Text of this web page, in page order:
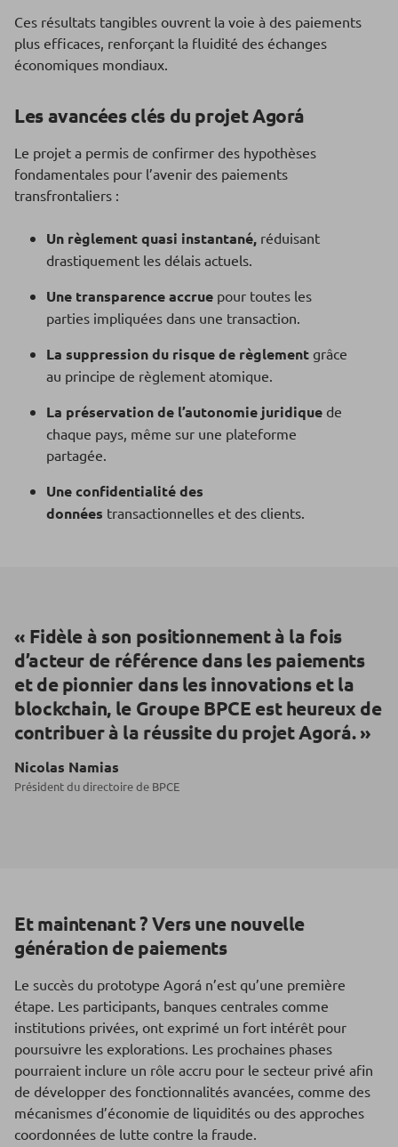
Ces résultats tangibles ouvrent la voie à des paiements
plus efficaces, renforçant la fluidité des échanges
économiques mondiaux.
Les avancées clés du projet Agorá
Le projet a permis de confirmer des hypothèses
fondamentales pour l’avenir des paiements
transfrontaliers :
Un règlement quasi instantané, réduisant
drastiquement les délais actuels.
Une transparence accrue pour toutes les
parties impliquées dans une transaction.
La suppression du risque de règlement grâce
au principe de règlement atomique.
La préservation de l’autonomie juridique de
chaque pays, même sur une plateforme
partagée.
Une confidentialité des
données transactionnelles et des clients.
« Fidèle à son positionnement à la fois
d’acteur de référence dans les paiements
et de pionnier dans les innovations et la
blockchain, le Groupe BPCE est heureux de
contribuer à la réussite du projet Agorá. »
Nicolas Namias
Président du directoire de BPCE
Et maintenant ? Vers une nouvelle
génération de paiements
Le succès du prototype Agorá n’est qu’une première
étape. Les participants, banques centrales comme
institutions privées, ont exprimé un fort intérêt pour
poursuivre les explorations. Les prochaines phases
pourraient inclure un rôle accru pour le secteur privé afin
de développer des fonctionnalités avancées, comme des
mécanismes d’économie de liquidités ou des approches
coordonnées de lutte contre la fraude.